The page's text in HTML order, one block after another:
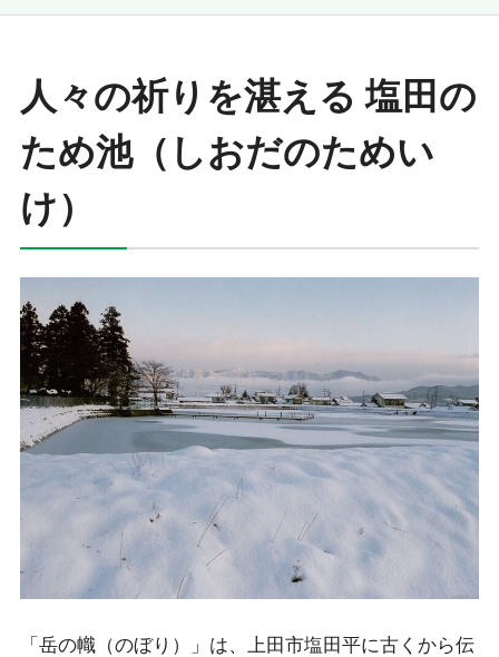
人々の祈りを湛える 塩田の
ため池（しおだのためい
け）
「岳の幟（のぼり）」は、上田市塩田平に古くから伝